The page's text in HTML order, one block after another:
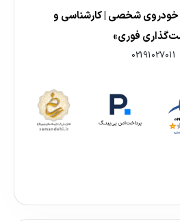
شخصی | کارشناسی و
فوری»
02191027011